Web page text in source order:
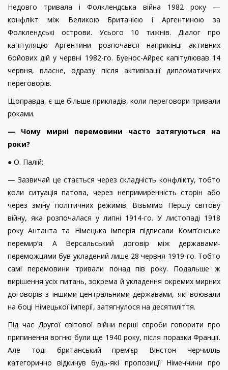
Недовго тривала і Фолклендська війна 1982 року —
конфлікт між Великою Британією і Аргентиною за
Фолклендські острови. Усього 10 тижнів. Діалог про
капітуляцію Аргентини розпочався наприкінці активних
бойових дій у червні 1982-го. Буенос-Айрес капітулював 14
червня, власне, одразу після активізації дипломатичних
переговорів.
Щоправда, є ще більше прикладів, коли переговори тривали
роками.
— Чому мирні перемовини часто затягуються на
роки?
● О. Палій:
— Зазвичай це стається через складність конфлікту, тобто
коли ситуація патова, через непримиренність сторін або
через зміну політичних режимів. Візьмімо Першу світову
війну, яка розпочалася у липні 1914-го. У листопаді 1918
року Антанта та Німецька імперія підписали Комп’єнське
перемир’я. А Версальський договір між державами-
переможцями був укладений лише 28 червня 1919-го. Тобто
самі перемовини тривали понад пів року. Подальше ж
вирішення усіх питань, зокрема й укладення окремих мирних
договорів з іншими центральними державами, які воювали
на боці Німецької імперії, затягнулося на десятиліття.
Під час Другої світової війни перші спроби говорити про
припинення вогню були ще 1940 року, після поразки Франції.
Але тоді британський прем’єр Вінстон Черчилль
категорично відкинув будь-які пропозиції Німеччини про